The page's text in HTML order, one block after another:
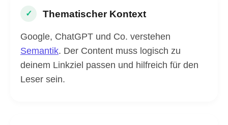
✓ Thematischer Kontext
Google, ChatGPT und Co. verstehen
Semantik. Der Content muss logisch zu
deinem Linkziel passen und hilfreich für den
Leser sein.